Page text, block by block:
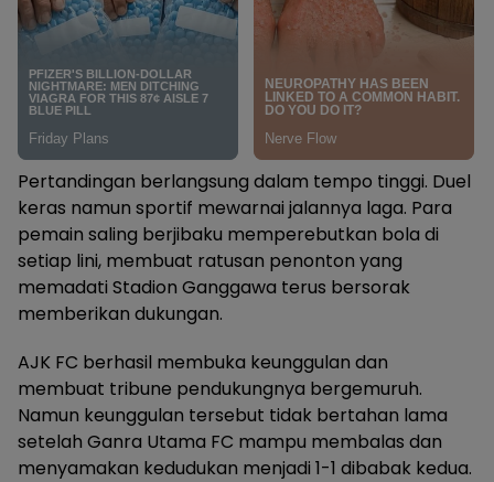
Pertandingan berlangsung dalam tempo tinggi. Duel
keras namun sportif mewarnai jalannya laga. Para
pemain saling berjibaku memperebutkan bola di
setiap lini, membuat ratusan penonton yang
memadati Stadion Ganggawa terus bersorak
memberikan dukungan.
AJK FC berhasil membuka keunggulan dan
membuat tribune pendukungnya bergemuruh.
Namun keunggulan tersebut tidak bertahan lama
setelah Ganra Utama FC mampu membalas dan
menyamakan kedudukan menjadi 1-1 dibabak kedua.